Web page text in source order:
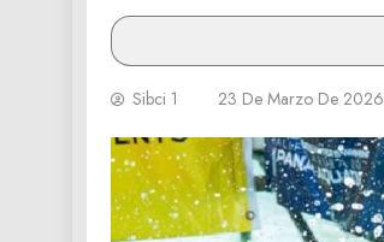
Sibci 1 23 De Marzo De 2026